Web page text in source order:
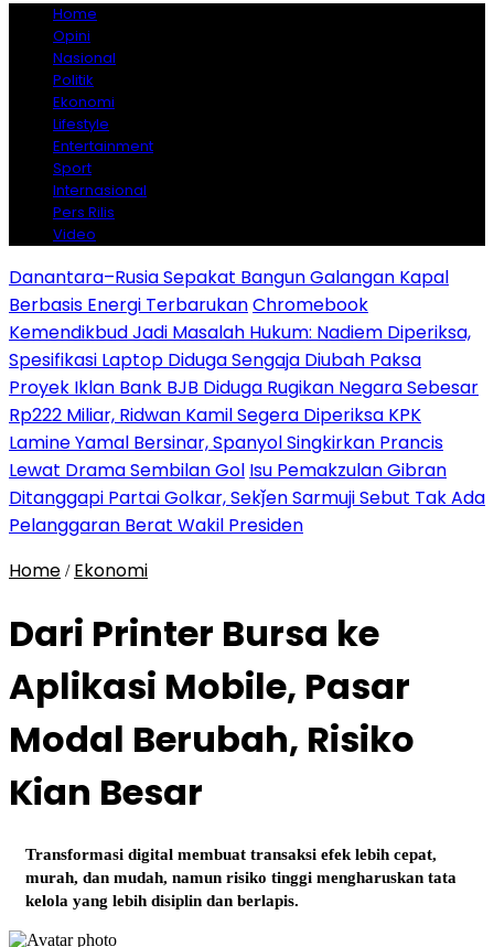
Home
Opini
Nasional
Politik
Ekonomi
Lifestyle
Entertainment
Sport
Internasional
Pers Rilis
Video
Danantara–Rusia Sepakat Bangun Galangan Kapal
Berbasis Energi TerbarukanChromebook
Kemendikbud Jadi Masalah Hukum: Nadiem Diperiksa,
Spesifikasi Laptop Diduga Sengaja Diubah Paksa
Proyek Iklan Bank BJB Diduga Rugikan Negara Sebesar
Rp222 Miliar, Ridwan Kamil Segera Diperiksa KPK
Lamine Yamal Bersinar, Spanyol Singkirkan Prancis
Lewat Drama Sembilan Gol Isu Pemakzulan Gibran
Ditanggapi Partai Golkar, Sekǰen Sarmuji Sebut Tak Ada
Pelanggaran Berat Wakil Presiden
Home / Ekonomi
Dari Printer Bursa ke
Aplikasi Mobile, Pasar
Modal Berubah, Risiko
Kian Besar
Transformasi digital membuat transaksi efek lebih cepat,
murah, dan mudah, namun risiko tinggi mengharuskan tata
kelola yang lebih disiplin dan berlapis.